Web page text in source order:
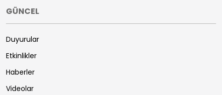
GÜNCEL
Duyurular
Etkinlikler
Haberler
Videolar